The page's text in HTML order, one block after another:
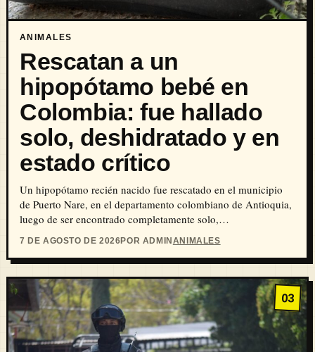
ANIMALES
Rescatan a un
hipopótamo bebé en
Colombia: fue hallado
solo, deshidratado y en
estado crítico
Un hipopótamo recién nacido fue rescatado en el municipio
de Puerto Nare, en el departamento colombiano de Antioquia,
luego de ser encontrado completamente solo,…
7 DE AGOSTO DE 2026POR ADMIN ANIMALES
03